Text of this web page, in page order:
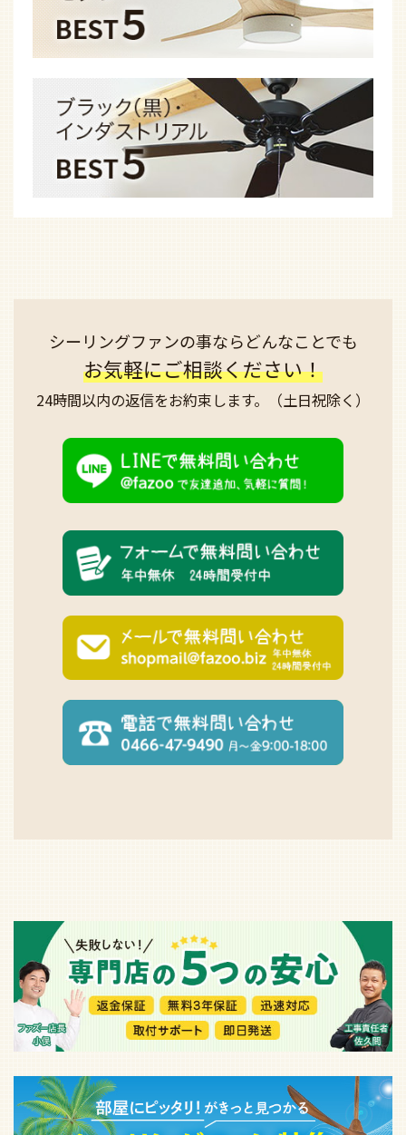
シーリングファンの事ならどんなことでも
お気軽にご相談ください！
24時間以内の返信をお約束します。 （土日祝除く）